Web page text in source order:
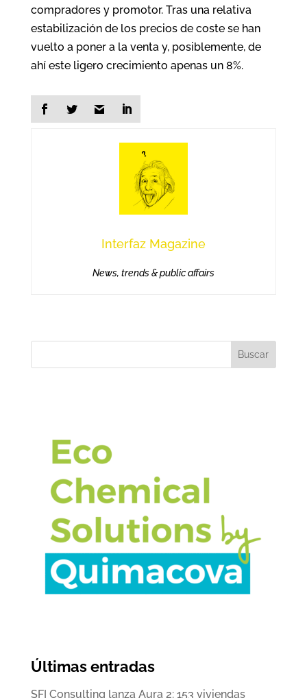
compradores y promotor. Tras una relativa
estabilización de los precios de coste se han
vuelto a poner a la venta y, posiblemente, de
ahí este ligero crecimiento apenas un 8%.
Interfaz Magazine
News, trends & public affairs
Buscar
Últimas entradas
SFI Consulting lanza Aura 2: 153 viviendas